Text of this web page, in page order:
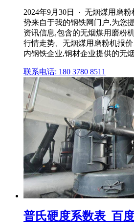
2024年9月30日 · 无烟煤用磨
势来自于我的钢铁网门户,为您
资讯信息,包含的无烟煤用磨粉
行情走势、无烟煤用磨粉机报
内钢铁企业,钢材企业提供的无
联系电话: 180 3780 8511
普氏硬度系数表_百